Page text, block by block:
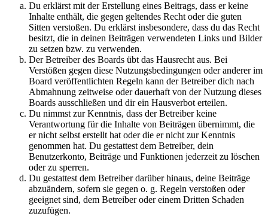
Du erklärst mit der Erstellung eines Beitrags, dass er keine
Inhalte enthält, die gegen geltendes Recht oder die guten
Sitten verstoßen. Du erklärst insbesondere, dass du das Recht
besitzt, die in deinen Beiträgen verwendeten Links und Bilder
zu setzen bzw. zu verwenden.
Der Betreiber des Boards übt das Hausrecht aus. Bei
Verstößen gegen diese Nutzungsbedingungen oder anderer im
Board veröffentlichten Regeln kann der Betreiber dich nach
Abmahnung zeitweise oder dauerhaft von der Nutzung dieses
Boards ausschließen und dir ein Hausverbot erteilen.
Du nimmst zur Kenntnis, dass der Betreiber keine
Verantwortung für die Inhalte von Beiträgen übernimmt, die
er nicht selbst erstellt hat oder die er nicht zur Kenntnis
genommen hat. Du gestattest dem Betreiber, dein
Benutzerkonto, Beiträge und Funktionen jederzeit zu löschen
oder zu sperren.
Du gestattest dem Betreiber darüber hinaus, deine Beiträge
abzuändern, sofern sie gegen o. g. Regeln verstoßen oder
geeignet sind, dem Betreiber oder einem Dritten Schaden
zuzufügen.